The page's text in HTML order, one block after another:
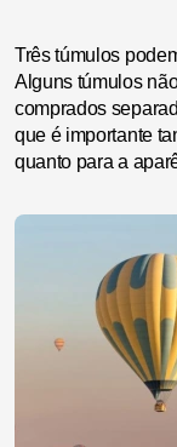
Três túmulos
Alguns túmulos
comprados
que é importante
quanto para a